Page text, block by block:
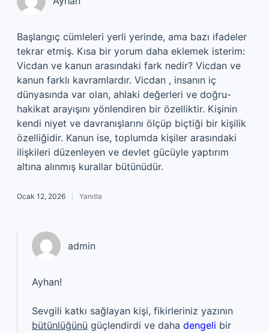
Başlangıç cümleleri yerli yerinde, ama bazı ifadeler
tekrar etmiş. Kısa bir yorum daha eklemek isterim:
Vicdan ve kanun arasındaki fark nedir? Vicdan ve
kanun farklı kavramlardır. Vicdan , insanın iç
dünyasında var olan, ahlaki değerleri ve doğru-
hakikat arayışını yönlendiren bir özelliktir. Kişinin
kendi niyet ve davranışlarını ölçüp biçtiği bir kişilik
özelliğidir. Kanun ise, toplumda kişiler arasındaki
ilişkileri düzenleyen ve devlet gücüyle yaptırım
altına alınmış kurallar bütünüdür.
Ocak 12, 2026 Yanıtla
admin
Ayhan!
Sevgili katkı sağlayan kişi, fikirleriniz yazının
bütünlüğünü güçlendirdi ve daha dengeli bir